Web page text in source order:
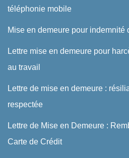
téléphonie mobile
Mise en demeure pour indemnité
Lettre mise en demeure pour
au travail
Lettre de mise en demeure :
respectée
Lettre de Mise en Demeure :
Carte de Crédit